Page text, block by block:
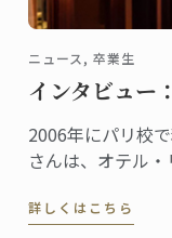
ニュース, 卒業生
インタビュ
2006年にパリ校
さんは、オテル
の高級リゾート、
詳しくはこちら